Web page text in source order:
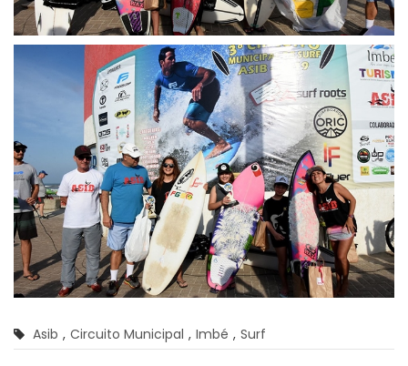
Asib , Circuito Municipal , Imbé , Surf